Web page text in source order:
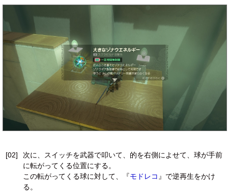
[02]
次に、スイッチを武器で叩いて、的を右側によせて、球が手前
に転がってくる位置にする。
この転がってくる球に対して、『モドレコ 』で逆再生をかけ
る。